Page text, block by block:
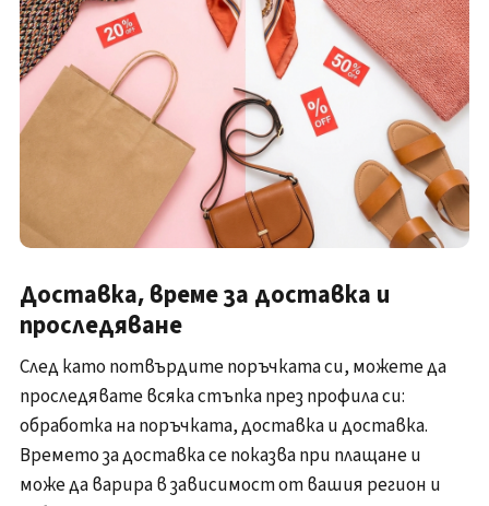
Доставка, време за доставка и
проследяване
След като потвърдите поръчката си, можете да
проследявате всяка стъпка през профила си:
обработка на поръчката, доставка и доставка.
Времето за доставка се показва при плащане и
може да варира в зависимост от вашия регион и